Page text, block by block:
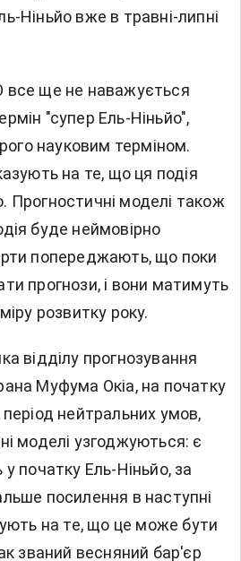
Ніньйо вже в травні-липні
ще не наважується
"супер Ель-Ніньйо",
науковим терміном.
на те, що ця подія
моделі також
буде неймовірно
попереджають, що поки
прогнози, і вони матимуть
розвитку року.
відділу прогнозування
Муфума Окіа, на початку
період нейтральних умов,
моделі узгоджуються: є
початку Ель-Ніньйо, за
посилення в наступні
на те, що це може бути
званий весняний бар'єр